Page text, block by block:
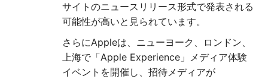
サイトのニュースリリース形式で発表される
可能性が高いと見られています。
さらにAppleは、ニューヨーク、ロンドン、
上海で「Apple Experience」メディア体験
イベントを開催し、招待メディアが